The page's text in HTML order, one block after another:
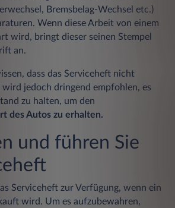
Bremsbelag-Wechsel etc.)
Wenn diese Arbeit von einem
wird, bringt dieser seinen Stempel
an.
dass das Serviceheft nicht
jedoch dringend empfohlen, es
zu halten, um den
des Autos zu erhalten.
und führen Sie
Serviceheft zur Verfügung, wenn ein
wird. Um es aufzubewahren,